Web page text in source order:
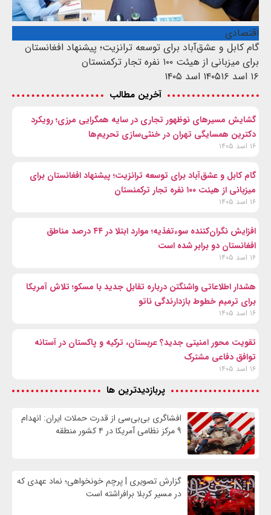
اقتصادی
گام کابل و عشق‌آباد برای توسعه ترانزیت؛ پیشنهاد افغانستان
برای میزبانی از هیئت ۱۰۰ نفره تجار ترکمنستان
۱۶ اسد ۱۴۰۵
۱۶ اسد ۱۴۰۵
آخرین مطالب
گشایش مسیرهای نوظهور تجاری در سایه همگرایی مرزی؛ رویکرد
دکترین همسایگی تهران در خنثی‌سازی تحریم‌ها
۱۶ اسد ۱۴۰۵
گام کابل و عشق‌آباد برای توسعه ترانزیت؛ پیشنهاد افغانستان برای
میزبانی از هیئت ۱۰۰ نفره تجار ترکمنستان
۱۶ اسد ۱۴۰۵
افزایش نگران‌کننده سوءتغذیه؛ موارد ابتلا در ۴۴ درصد مناطق
افغانستان دو برابر شده است
۱۶ اسد ۱۴۰۵
هشدار اطلاعاتی واشنگتن درباره تقابل جدید با مسکو؛ تلاش آمریکا
برای ترمیم خطوط بازدارندگی ناتو
۱۶ اسد ۱۴۰۵
تقویت محور امنیتی جدید؟ عربستان، ترکیه و پاکستان در آستانه
توافق دفاعی مشترک
۱۶ اسد ۱۴۰۵
پربازدیدترین ها
افشاگری بی‌بی‌سی از قدرت حملات ایران: انهدام
۹ مرکز نظامی آمریکا در ۴ کشور منطقه
گزارش تصویری | پرچم خونخواهی؛ نماد عهدی که
در مسیر کربلا برافراشته است